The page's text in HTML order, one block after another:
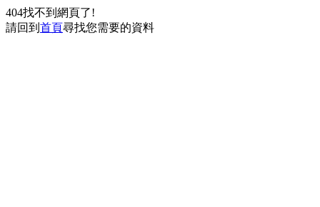
404找不到網頁了!
請回到 首頁尋找您需要的資料